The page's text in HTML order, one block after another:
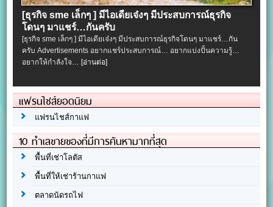
[ธุรกิจ sme เล็กๆ ] มีไอเดียเจ๋งๆ มีประสบการณ์ธุรกิจ
โดนๆ มาแชร์…กันครับ
[ธุรกิจ sme เล็กๆ ] มีไอเดียเจ๋งๆ มีประสบการณ์ธุรกิจโดนๆ มาแชร์…กัน
ครับ Advertisements อยากแชร์ประสบการณ์… อยากแบ่งปั้นความรู้…
อยากให้กำลังใจ…[อ่านต่อ]
แฟรนไชส์ยอดนิยม
แฟรนไชส์กาแฟ
10 ทำเลขายของที่มีการค้นหามากที่สุด
พื้นที่เช่าโลตัส
พื้นที่ให้เช่าร้านกาแฟ
ตลาดนัดรถไฟ